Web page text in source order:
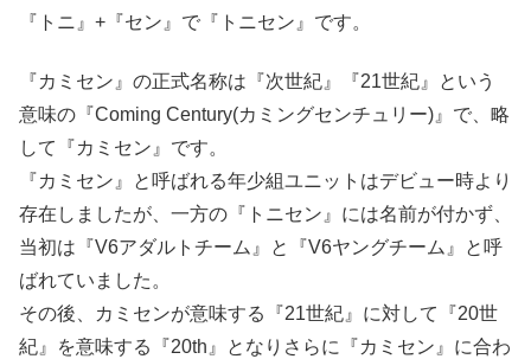
『トニ』+『セン』で『トニセン』です。
『カミセン』の正式名称は『次世紀』『21世紀』という
意味の『Coming Century(カミングセンチュリー)』で、略
して『カミセン』です。
『カミセン』と呼ばれる年少組ユニットはデビュー時より
存在しましたが、一方の『トニセン』には名前が付かず、
当初は『V6アダルトチーム』と『V6ヤングチーム』と呼
ばれていました。
その後、カミセンが意味する『21世紀』に対して『20世
紀』を意味する『20th』となりさらに『カミセン』に合わ